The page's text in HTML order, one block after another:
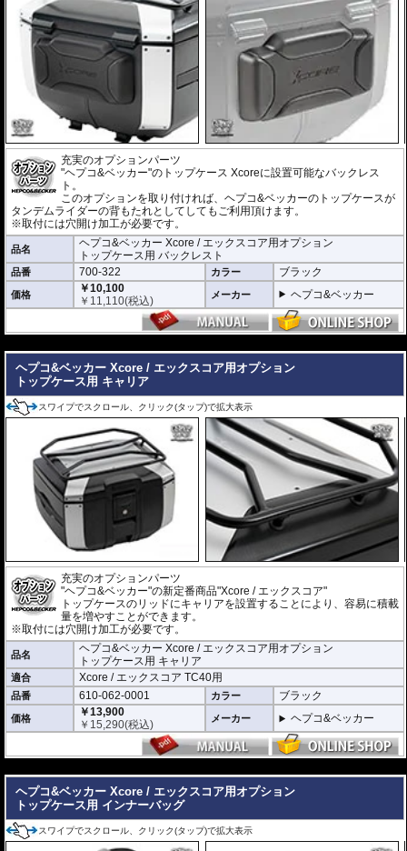
スタイリッシュで現代的なアドベンチャーデザイン
印象的なエッジラインと洗練されたモダンなフォルムは、先行して展開され
ているC-Bowキャリア用「XCOREサイドケース」のデザインと完全融合。
象徴的なアルミエンブレムとメカニカルな意匠が、車両全体に調和のとれた
一体感と、プレミアムな高級感をもたらします。
日常を快適にする高い機能性
ヘルメットや日常の荷物をしっかりと収納できる大容量でありながら、使い
勝手にも妥協はありません。
また、持ち運びに便利なキャリーハンドルをケース両側に配置。
さらに、ケース内にはフロアマットを標準装備し、収納した荷物をケース底
面との擦れや衝撃から保護します。
車種別専用キャリアによる確実な取付
車種別専用設計のリアキャリア「スマートラック」をケースホルダーとして
採用。 シンプルでスマートな設計にこだわり、確実な取付が可能です。車体
デザインとの一体感にも優れ、マシンのイメージも損ないません。
製品仕様
容量 : 40L
サイズ : 30 × 44 × 37cm
豊富なオプションでより使いやすく機能的に
バックレスト、リッドキャリア、インナーバッグなどの専用オプションをラ
インナップ。
ツーリングスタイルや使用シーンに応じて、さらに快適で機能的な仕様へア
ップグレードできます。
充実のオプションパーツ
"ヘプコ&ベッカー"のトップケース Xcoreに設置可能なバックレス
ト。
このオプションを取り付ければ、ヘプコ&ベッカーのトップケースが
タンデムライダーの背もたれとしてしてもご利用頂けます。
※取付には穴開け加工が必要です。
品名
ヘプコ&ベッカー Xcore / エックスコア用オプション
トップケース用 バックレスト
品番 700-322 カラー ブラック
価格
￥10,100
￥ 11,110(税込) メーカー ヘプコ&ベッカー
ヘプコ&ベッカー Xcore / エックスコア用オプション
トップケース用 キャリア
スワイプでスクロール、クリック(タップ)で拡大表示
充実のオプションパーツ
"ヘプコ&ベッカー"の新定番商品"Xcore / エックスコア"
トップケースのリッドにキャリアを設置することにより、容易に積載
量を増やすことができます。
※取付には穴開け加工が必要です。
品名
ヘプコ&ベッカー Xcore / エックスコア用オプション
トップケース用 キャリア
適合 Xcore / エックスコア TC40用
品番 610-062-0001 カラー ブラック
価格
￥13,900
￥ 15,290(税込) メーカー ヘプコ&ベッカー
ヘプコ&ベッカー Xcore / エックスコア用オプション
トップケース用 インナーバッグ
スワイプでスクロール、クリック(タップ)で拡大表示